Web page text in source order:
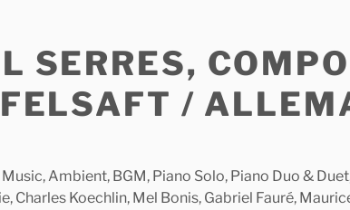
SERRES,
/
Ambient, BGM, Piano Solo, Piano Duo &
Charles Koechlin, Mel Bonis, Gabriel Fauré,